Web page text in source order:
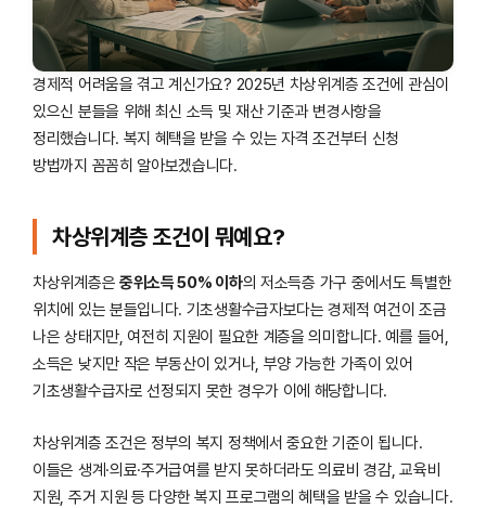
경제적 어려움을 겪고 계신가요? 2025년 차상위계층 조건에 관심이
있으신 분들을 위해 최신 소득 및 재산 기준과 변경사항을
정리했습니다. 복지 혜택을 받을 수 있는 자격 조건부터 신청
방법까지 꼼꼼히 알아보겠습니다.
차상위계층 조건이 뭐예요?
차상위계층은 중위소득 50% 이하의 저소득층 가구 중에서도 특별한
위치에 있는 분들입니다. 기초생활수급자보다는 경제적 여건이 조금
나은 상태지만, 여전히 지원이 필요한 계층을 의미합니다. 예를 들어,
소득은 낮지만 작은 부동산이 있거나, 부양 가능한 가족이 있어
기초생활수급자로 선정되지 못한 경우가 이에 해당합니다.
차상위계층 조건은 정부의 복지 정책에서 중요한 기준이 됩니다.
이들은 생계·의료·주거급여를 받지 못하더라도 의료비 경감, 교육비
지원, 주거 지원 등 다양한 복지 프로그램의 혜택을 받을 수 있습니다.